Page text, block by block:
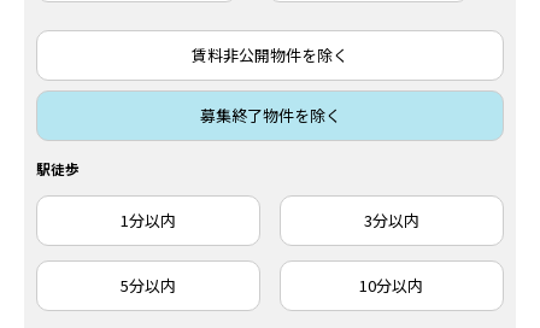
賃料非公開物件を除く
募集終了物件を除く
駅徒歩
1分以内 3分以内
5分以内 10分以内